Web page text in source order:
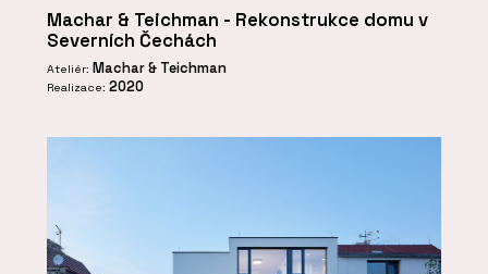
Machar & Teichman - Rekonstrukce domu v
Severních Čechách
Ateliér: Machar & Teichman
Realizace: 2020